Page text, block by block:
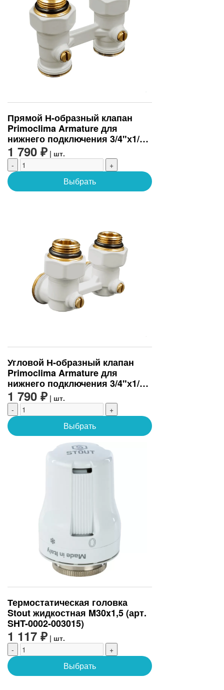
Прямой Н-образный клапан
Primoclima Armature для
нижнего подключения 3/4"х1/2",
белый
1 790 ₽ | шт.
-
+
Выбрать
Угловой Н-образный клапан
Primoclima Armature для
нижнего подключения 3/4"х1/2",
белый
1 790 ₽ | шт.
-
+
Выбрать
Термостатическая головка
Stout жидкостная M30x1,5 (арт.
SHT-0002-003015)
1 117 ₽ | шт.
-
+
Выбрать